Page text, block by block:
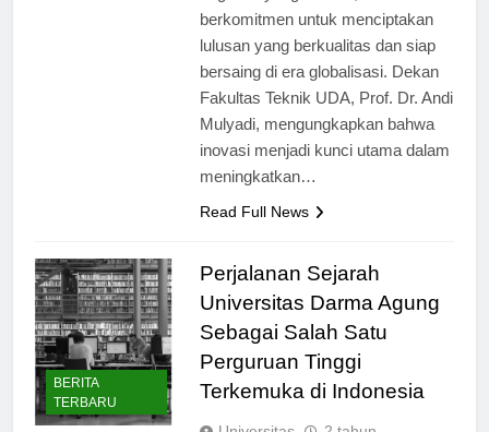
kegiatan yang inovatif, UDA terus
berkomitmen untuk menciptakan
lulusan yang berkualitas dan siap
bersaing di era globalisasi. Dekan
Fakultas Teknik UDA, Prof. Dr. Andi
Mulyadi, mengungkapkan bahwa
inovasi menjadi kunci utama dalam
BERITA
TERBARU
Perjalanan Sejarah
Universitas Darma Agung
Sebagai Salah Satu
Perguruan Tinggi